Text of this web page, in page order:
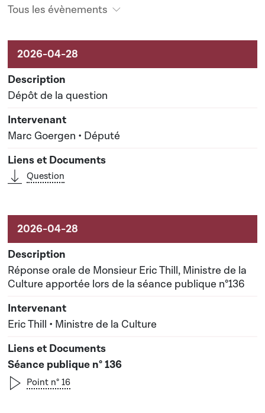
Tous les évènements
Activités liées au dossier
Dépôt de la question
Marc Goergen • Député
Question
Réponse orale de Monsieur Eric Thill, Ministre de la
Culture apportée lors de la séance publique n°136
Eric Thill • Ministre de la Culture
Séance publique n° 136
Point n° 16